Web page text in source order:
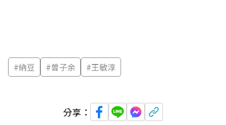
#納豆 #曾子余 #王敏淳
分享：